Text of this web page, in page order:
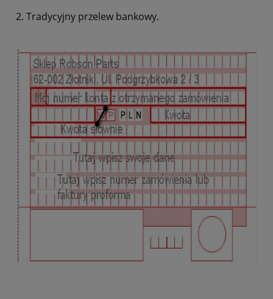
2. Tradycyjny przelew bankowy.